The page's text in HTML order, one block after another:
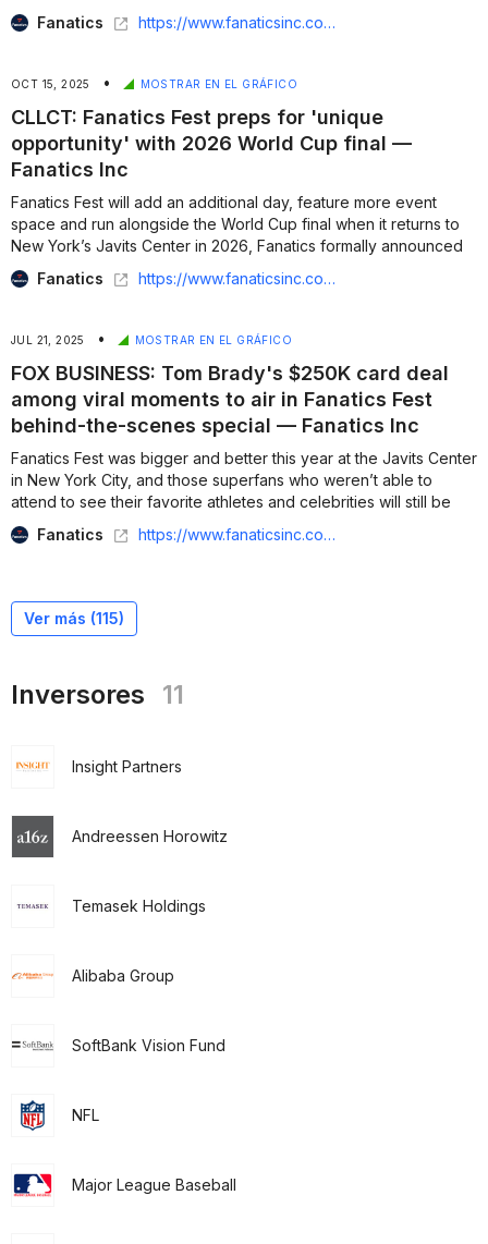
Fanatics
https://www.fanaticsinc.com/news/cnbc-fanatics-lands-retail-and-merchandising-deal-for-2026-fifa-world-cup
OCT 15, 2025 • MOSTRAR EN EL GRÁFICO
CLLCT: Fanatics Fest preps for 'unique
opportunity' with 2026 World Cup final —
Fanatics Inc
Fanatics Fest will add an additional day, feature more event
space and run alongside the World Cup final when it returns to
New York’s Javits Center in 2026, Fanatics formally announced
Friday....
Fanatics https://www.fanaticsinc.com/news/cllct-fanatics-fest-preps-for-unique-opportunity-with-2026-world-cup-final
JUL 21, 2025 • MOSTRAR EN EL GRÁFICO
FOX BUSINESS: Tom Brady's $250K card deal
among viral moments to air in Fanatics Fest
behind-the-scenes special — Fanatics Inc
Fanatics Fest was bigger and better this year at the Javits Center
in New York City, and those superfans who weren’t able to
attend to see their favorite athletes and celebrities will still be
Fanatics https://www.fanaticsinc.com/news/fox-business-tom-bradys-250k-card-deal-among-viral-moments-to-air-in-fanatics-fest-behind-the-scenes-special
Ver más (115)
Inversores 11
Insight Partners
Andreessen Horowitz
Temasek Holdings
Alibaba Group
SoftBank Vision Fund
NFL
Major League Baseball